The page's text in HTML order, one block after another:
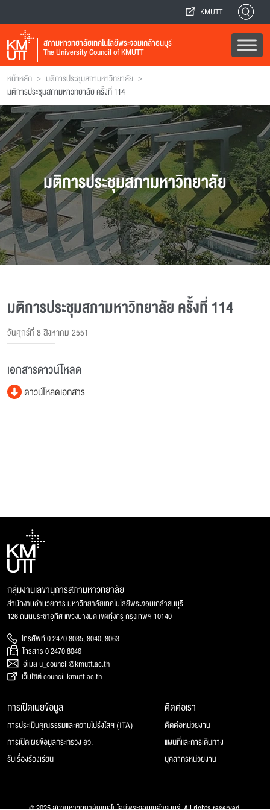
KMUTT
สภามหาวิทยาลัยเทคโนโลยีพระจอมเกล้าธนบุรี
The University Council of KMUTT
หน้าหลัก > มติการประชุมสภามหาวิทยาลัย >
มติการประชุมสภามหาวิทยาลัย ครั้งที่ 114
มติการประชุมสภามหาวิทยาลัย
มติการประชุมสภามหาวิทยาลัย ครั้งที่ 114
วันศุกร์ที่ 8 สิงหาคม 2551
เอกสารดาวน์โหลด
ดาวน์โหลดเอกสาร
กลุ่มงานเลขานุการสภามหาวิทยาลัย
สำนักงานอำนวยการ มหาวิทยาลัยเทคโนโลยีพระจอมเกล้าธนบุรี
126 ถนนประชาอุทิศ แขวงบางมด เขตทุ่งครุ กรุงเทพฯ 10140
โทรศัพท์ 0 2470 8035, 8040, 8063
โทรสาร 0 2470 8046
อีเมล u_council@kmutt.ac.th
เว็บไซต์ council.kmutt.ac.th
การเปิดเผยข้อมูล
การประเมินคุณธรรมและความโปร่งใสฯ (ITA)
การเปิดเผยข้อมูลกระทรวง อว.
รับเรื่องร้องเรียน
ติดต่อเรา
ติดต่อหน่วยงาน
แผนที่และการเดินทาง
บุคลากรหน่วยงาน